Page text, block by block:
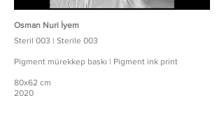
Osman Nuri İyem
Steril 003 | Sterile 003
Pigment mürekkep baskı | Pigment ink print
80x62 cm
2020